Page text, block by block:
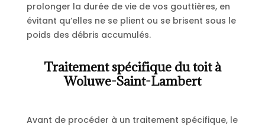
prolonger la durée de vie de vos gouttières, en
évitant qu’elles ne se plient ou se brisent sous le
poids des débris accumulés.
Traitement spécifique du toit à
Woluwe-Saint-Lambert
Avant de procéder à un traitement spécifique, le